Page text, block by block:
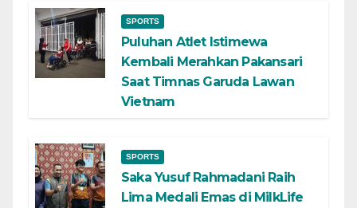
SPORTS
Puluhan Atlet Istimewa
Kembali Merahkan Pakansari
Saat Timnas Garuda Lawan
Vietnam
SPORTS
Saka Yusuf Rahmadani Raih
Lima Medali Emas di MilkLife